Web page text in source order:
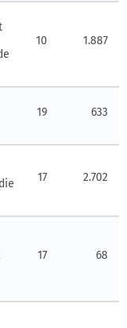
10 1.887
19 633
17 2.702
17 68